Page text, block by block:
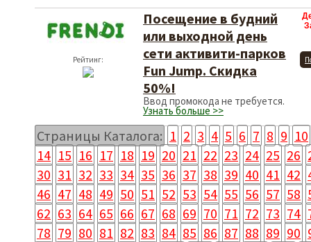
Рейтинг:
Посещение в будний
или выходной день
сети активити-парков
Fun Jump. Скидка
50%!
Ввод промокода не требуется.
Узнать больше >>
Страницы Каталога: 1 2 3 4 5 6 7 8 9 10
14 15 16 17 18 19 20 21 22 23 24 25 26
30 31 32 33 34 35 36 37 38 39 40 41 42
46 47 48 49 50 51 52 53 54 55 56 57 58
62 63 64 65 66 67 68 69 70 71 72 73 74
78 79 80 81 82 83 84 85 86 87 88 89 90